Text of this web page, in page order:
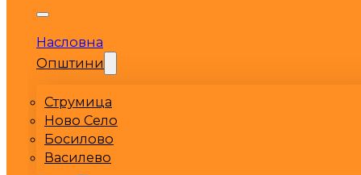
Насловна
Општини
Струмица
Ново Село
Босилово
Василево